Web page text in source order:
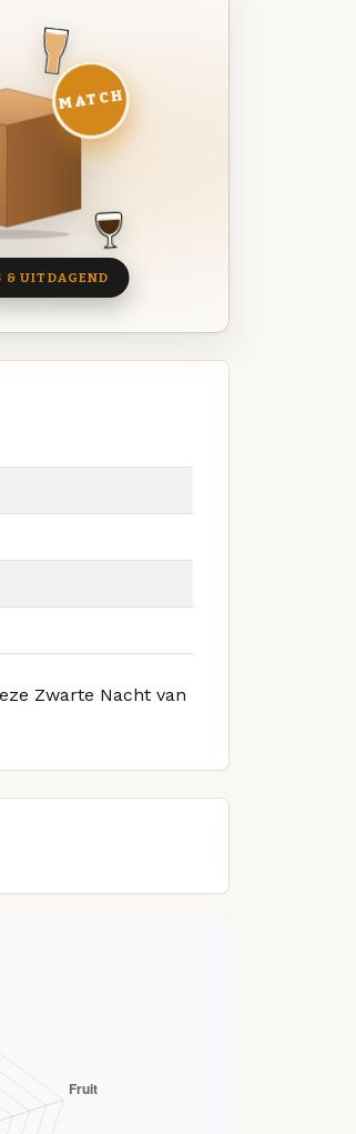
MATCH
& UITDAGEND
Zwarte Nacht van